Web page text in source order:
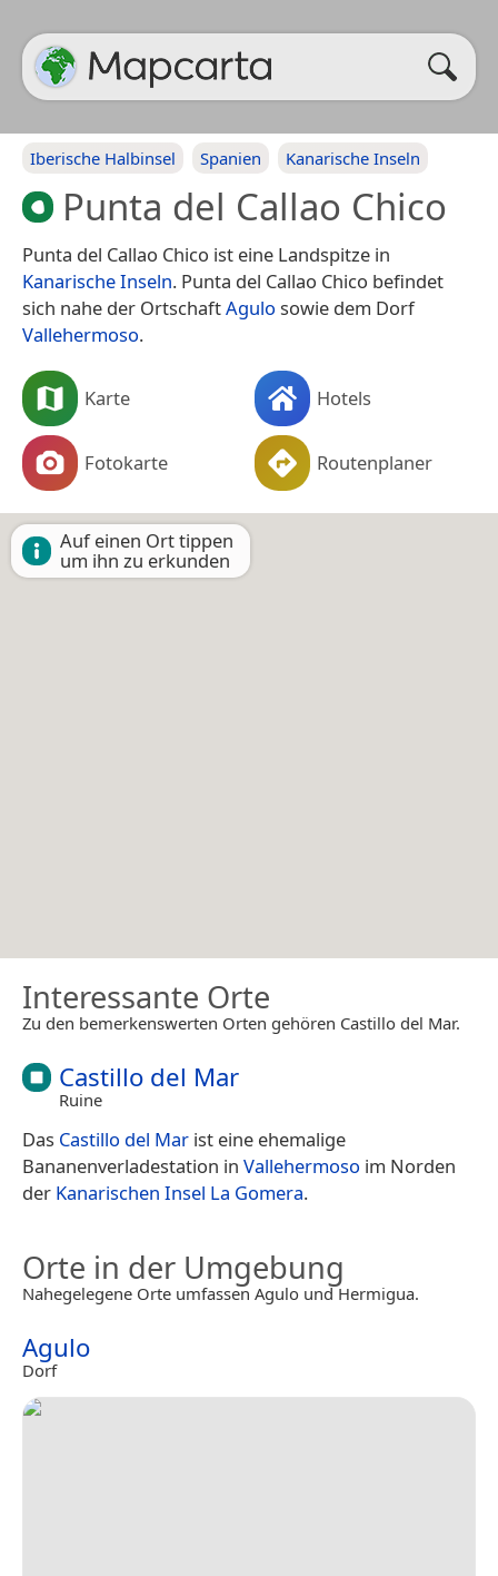
Iberische Halbinsel Spanien Kanarische Inseln
Punta del Callao Chico
Punta del Callao Chico ist eine Landspitze in
Kanarische Inseln. Punta del Callao Chico befindet
sich nahe der OrtschaftAgulo sowie dem Dorf
Vallehermoso.
Karte Hotels
Fotokarte Routenplaner
Auf einen Ort tippen
um ihn zu erkunden
Interessante Orte
Zu den bemerkenswerten Orten gehören Castillo del Mar.
Castillo del Mar
Ruine
Das Castillo del Mar ist eine ehemalige
Bananenverladestation in Vallehermoso im Norden
der Kanarischen Insel La Gomera.
Orte in der Umgebung
Nahegelegene Orte umfassen Agulo und Hermigua.
Agulo
Dorf